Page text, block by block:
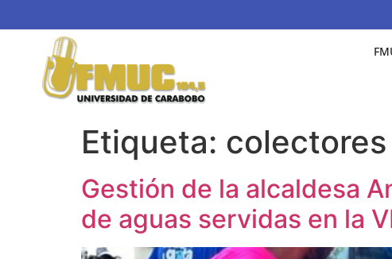
Etiqueta:
Gestión de la alcaldesa
de aguas servidas en la